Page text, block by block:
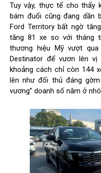
Tuy vậy, thực tế cho thấy
bám đuổi cũng đang dần
Ford Territory bất ngờ
tăng 81 xe so với tháng
thương hiệu Mỹ vượt
Destinator để vươn lên
khoảng cách chỉ còn 144
lên như đối thủ đáng
vương” doanh số năm ở